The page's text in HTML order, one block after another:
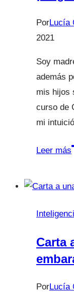
PorLucía
2021
Soy
además
mis hijos
curso de
mi
Leer más
Carta
PorLucía